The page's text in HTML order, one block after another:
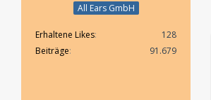
All Ears GmbH
Erhaltene Likes
128
Beiträge
91.679